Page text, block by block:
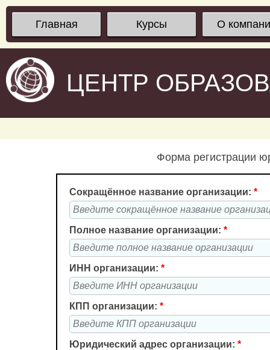
Главная Курсы О
ЦЕНТР
Форма регистрации
Сокращённое название организации: *
Полное название организации: *
ИНН организации: *
КПП организации: *
Юридический адрес организации: *